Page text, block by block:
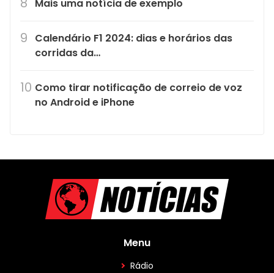
Mais uma notícia de exemplo
Calendário F1 2024: dias e horários das
corridas da…
Como tirar notificação de correio de voz
no Android e iPhone
Menu
Rádio